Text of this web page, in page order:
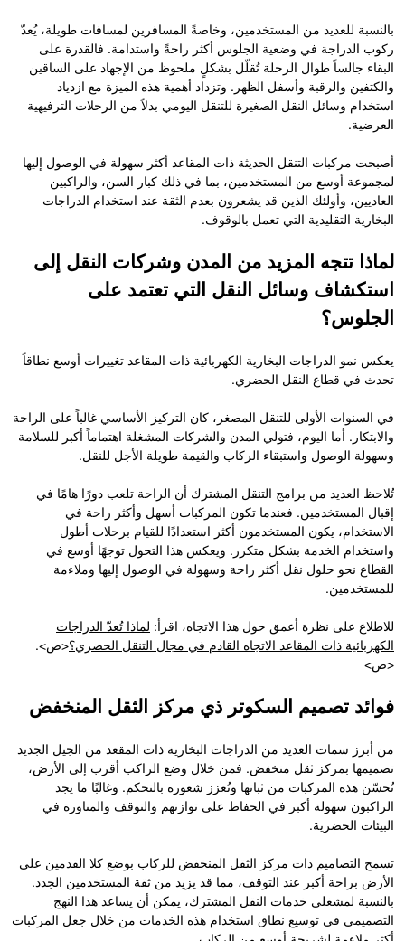
بالنسبة للعديد من المستخدمين، وخاصةً المسافرين لمسافات طويلة، يُعدّ
ركوب الدراجة في وضعية الجلوس أكثر راحةً واستدامة. فالقدرة على
البقاء جالساً طوال الرحلة تُقلّل بشكلٍ ملحوظ من الإجهاد على الساقين
والكتفين والرقبة وأسفل الظهر. وتزداد أهمية هذه الميزة مع ازدياد
استخدام وسائل النقل الصغيرة للتنقل اليومي بدلاً من الرحلات الترفيهية
العرضية.
أصبحت مركبات التنقل الحديثة ذات المقاعد أكثر سهولة في الوصول إليها
لمجموعة أوسع من المستخدمين، بما في ذلك كبار السن، والراكبين
العاديين، وأولئك الذين قد يشعرون بعدم الثقة عند استخدام الدراجات
البخارية التقليدية التي تعمل بالوقوف.
لماذا تتجه المزيد من المدن وشركات النقل إلى
استكشاف وسائل النقل التي تعتمد على
الجلوس؟
يعكس نمو الدراجات البخارية الكهربائية ذات المقاعد تغييرات أوسع نطاقاً
تحدث في قطاع النقل الحضري.
في السنوات الأولى للتنقل المصغر، كان التركيز الأساسي غالباً على الراحة
والابتكار. أما اليوم، فتولي المدن والشركات المشغلة اهتماماً أكبر للسلامة
وسهولة الوصول واستبقاء الركاب والقيمة طويلة الأجل للنقل.
تُلاحظ العديد من برامج التنقل المشترك أن الراحة تلعب دورًا هامًا في
إقبال المستخدمين. فعندما تكون المركبات أسهل وأكثر راحة في
الاستخدام، يكون المستخدمون أكثر استعدادًا للقيام برحلات أطول
واستخدام الخدمة بشكل متكرر. ويعكس هذا التحول توجهًا أوسع في
القطاع نحو حلول نقل أكثر راحة وسهولة في الوصول إليها وملاءمة
للمستخدمين.
للاطلاع على نظرة أعمق حول هذا الاتجاه، اقرأ: لماذا تُعدّ الدراجات
الكهربائية ذات المقاعد الاتجاه القادم في مجال التنقل الحضري؟<ص>.
<ص>
فوائد تصميم السكوتر ذي مركز الثقل المنخفض
من أبرز سمات العديد من الدراجات البخارية ذات المقعد من الجيل الجديد
تصميمها بمركز ثقل منخفض. فمن خلال وضع الراكب أقرب إلى الأرض،
تُحسّن هذه المركبات من ثباتها وتُعزز شعوره بالتحكم. وغالبًا ما يجد
الراكبون سهولة أكبر في الحفاظ على توازنهم والتوقف والمناورة في
البيئات الحضرية.
تسمح التصاميم ذات مركز الثقل المنخفض للركاب بوضع كلا القدمين على
الأرض براحة أكبر عند التوقف، مما قد يزيد من ثقة المستخدمين الجدد.
بالنسبة لمشغلي خدمات النقل المشترك، يمكن أن يساعد هذا النهج
التصميمي في توسيع نطاق استخدام هذه الخدمات من خلال جعل المركبات